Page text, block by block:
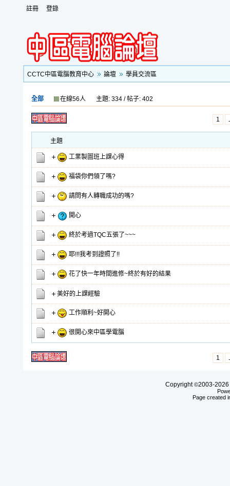
註冊 登錄
CCTC中區電腦教育中心 論壇 學員交流區
全部 在線56人 主題: 334 / 帖子: 402
1
主題
工業製圖班上課心得
福袋你們領了嗎?
請問有人轉職成功的嗎?
開心
終於考過TQC五張了~~~
耶!!!我考到證照了!!
花了快一年時間進修~終於有好的結果
美好的上課經驗
工作順利~好開心
很開心來中區學電腦
1
Copyright©2003-2026
Page created